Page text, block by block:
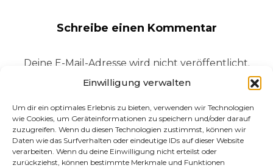
Einwilligung verwalten
Um dir ein optimales Erlebnis zu bieten, verwenden wir Technologien
wie Cookies, um Geräteinformationen zu speichern und/oder darauf
zuzugreifen. Wenn du diesen Technologien zustimmst, können wir
Daten wie das Surfverhalten oder eindeutige IDs auf dieser Website
verarbeiten. Wenn du deine Einwilligung nicht erteilst oder
zurückziehst, können bestimmte Merkmale und Funktionen
Schreibe einen Kommentar
Deine E-Mail-Adresse wird nicht veröffentlicht.
Erforderliche Felder sind mit*markiert
Name* E-Mail-Adresse*